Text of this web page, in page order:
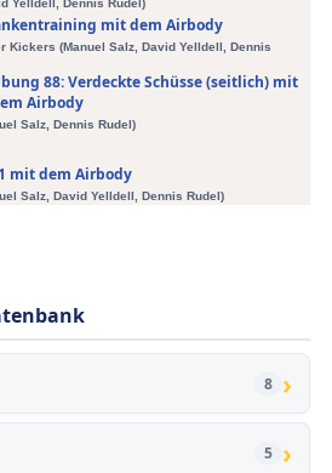
Yelldell , Dennis Rudel)
mit dem Airbody
Kickers (Manuel Salz, David Yelldell , Dennis
88: Verdeckte Schüsse (seitlich) mit
Airbody
Salz , Dennis Rudel)
mit dem Airbody
Salz, David Yelldell , Dennis Rudel)
8 ›
5 ›